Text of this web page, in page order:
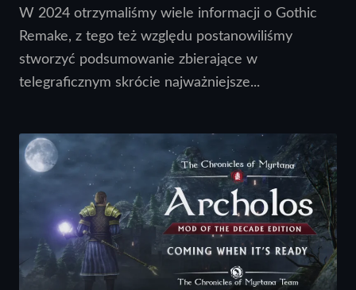
W 2024 otrzymaliśmy wiele informacji o Gothic
Remake, z tego też względu postanowiliśmy
stworzyć podsumowanie zbierające w
telegraficznym skrócie najważniejsze...